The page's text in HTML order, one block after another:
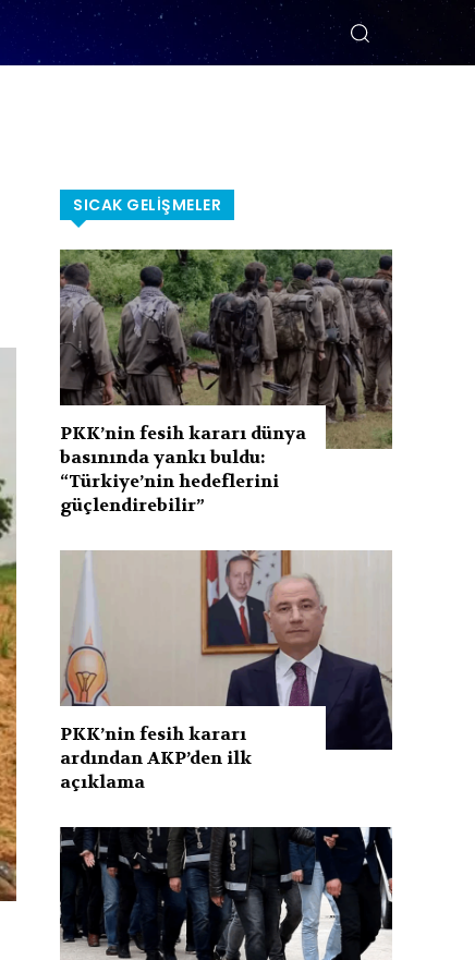
SICAK GELIŞMELER
PKK’nin fesih kararı dünya
basınında yankı buldu:
“Türkiye’nin hedeflerini
güçlendirebilir”
PKK’nin fesih kararı
ardından AKP’den ilk
açıklama